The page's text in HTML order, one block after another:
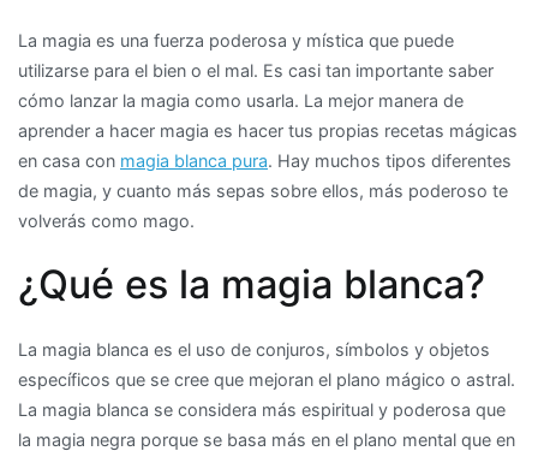
mágicas
y
cómo
hacerlas
en
casa
blanca
La magia es una fuerza poderosa y mística que puede
utilizarse para el bien o el mal. Es casi tan importante saber
cómo lanzar la magia como usarla. La mejor manera de
aprender a hacer magia es hacer tus propias recetas mágicas
en casa con magia blanca pura. Hay muchos tipos diferentes
de magia, y cuanto más sepas sobre ellos, más poderoso te
volverás como mago.
¿Qué es la magia blanca?
La magia blanca es el uso de conjuros, símbolos y objetos
específicos que se cree que mejoran el plano mágico o astral.
La magia blanca se considera más espiritual y poderosa que
la magia negra porque se basa más en el plano mental que en